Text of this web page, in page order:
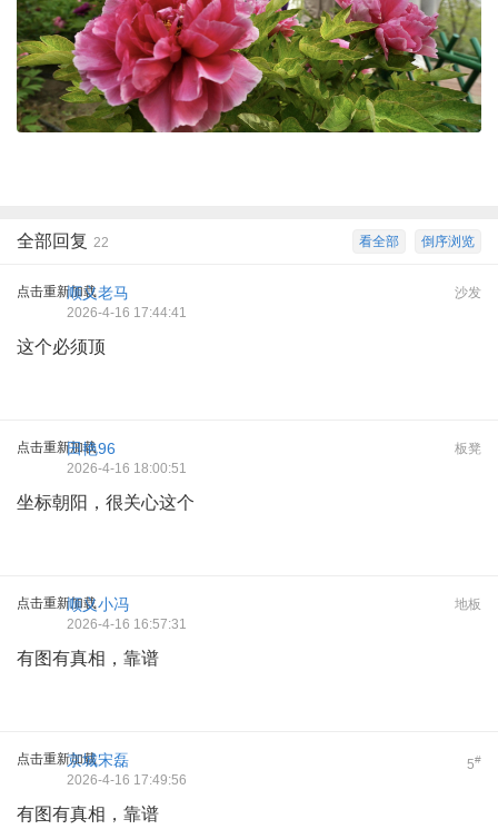
倒序浏览
看全部
全部回复 22
点击重新加载 沙发
顺义老马
2026-4-16 17:44:41
这个必须顶
点击重新加载 板凳
田艳96
2026-4-16 18:00:51
坐标朝阳，很关心这个
点击重新加载 地板
顺义小冯
2026-4-16 16:57:31
有图有真相，靠谱
点击重新加载 5#
京城宋磊
2026-4-16 17:49:56
有图有真相，靠谱